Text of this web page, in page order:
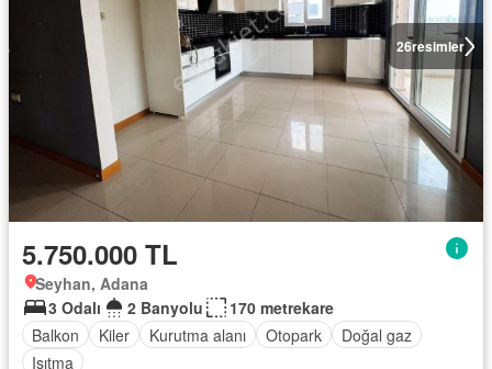
26resimler
5.750.000 TL
Seyhan, Adana
3 Odalı
2 Banyolu
170 metrekare
Balkon
Kiler Kurutma alanı Otopark
Doğal gaz
Isıtma